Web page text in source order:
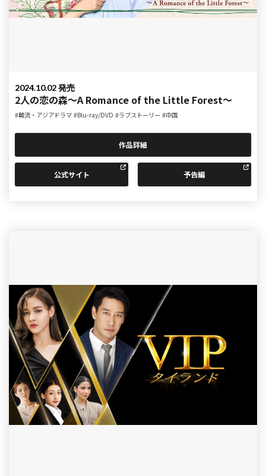
2024.10.02 発売
2人の恋の森～A Romance of the Little Forest～
#韓流・アジアドラマ #Blu-ray/DVD #ラブストーリー #中国
作品詳細
公式サイト 予告編